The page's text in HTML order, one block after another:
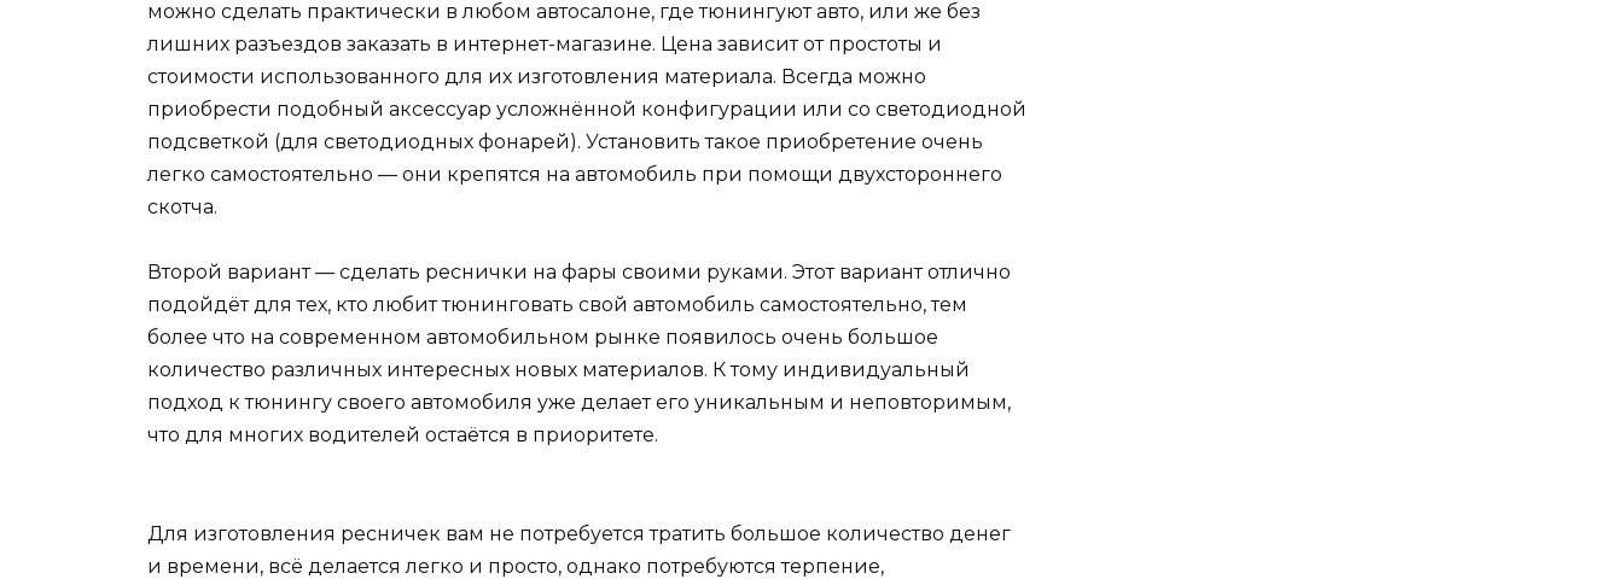
можно сделать практически в любом автосалоне, где тюнингуют авто, или же без
лишних разъездов заказать в интернет-магазине. Цена зависит от простоты и
стоимости использованного для их изготовления материала. Всегда можно
приобрести подобный аксессуар усложнённой конфигурации или со светодиодной
подсветкой (для светодиодных фонарей). Установить такое приобретение очень
легко самостоятельно — они крепятся на автомобиль при помощи двухстороннего
скотча.
Второй вариант — сделать реснички на фары своими руками. Этот вариант отлично
подойдёт для тех, кто любит тюнинговать свой автомобиль самостоятельно, тем
более что на современном автомобильном рынке появилось очень большое
количество различных интересных новых материалов. К тому индивидуальный
подход к тюнингу своего автомобиля уже делает его уникальным и неповторимым,
что для многих водителей остаётся в приоритете.
Для изготовления ресничек вам не потребуется тратить большое количество денег
и времени, всё делается легко и просто, однако потребуются терпение,